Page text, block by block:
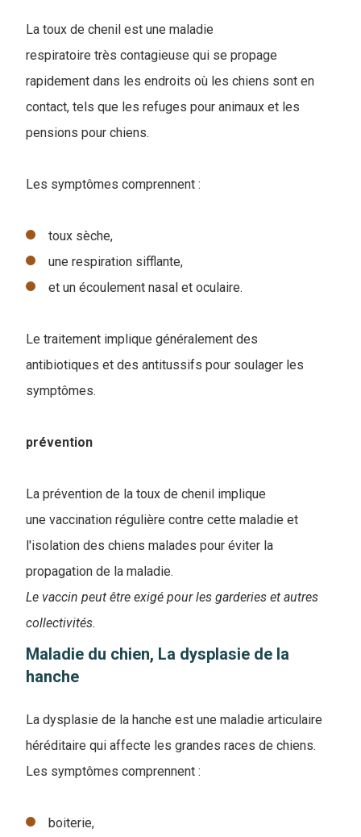
La toux de chenil est une maladie
respiratoire très contagieuse qui se propage
rapidement dans les endroits où les chiens sont en
contact, tels que les refuges pour animaux et les
pensions pour chiens.
Les symptômes comprennent :
toux sèche,
une respiration sifflante,
et un écoulement nasal et oculaire.
Le traitement implique généralement des
antibiotiques et des antitussifs pour soulager les
symptômes.
prévention
La prévention de la toux de chenil implique
une vaccination régulière contre cette maladie et
l'isolation des chiens malades pour éviter la
propagation de la maladie.
Le vaccin peut être exigé pour les garderies et autres
collectivités.
Maladie du chien, La dysplasie de la
hanche
La dysplasie de la hanche est une maladie articulaire
héréditaire qui affecte les grandes races de chiens.
Les symptômes comprennent :
boiterie,